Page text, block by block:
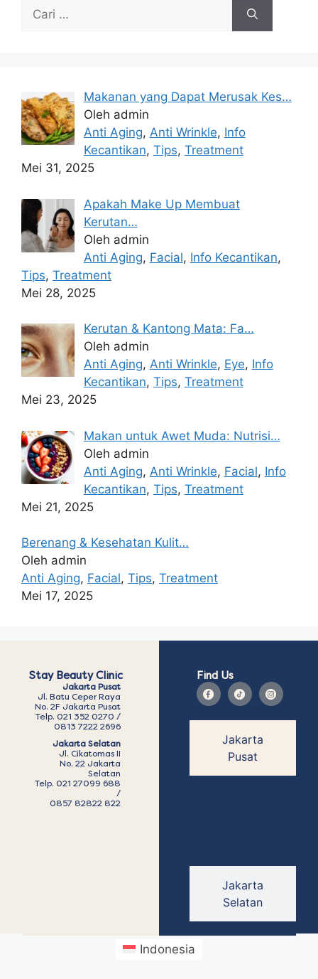
Makanan yang Dapat Merusak Kes…
Oleh admin
Anti Aging, Anti Wrinkle, Info
Kecantikan, Tips, Treatment
Mei 31, 2025
Apakah Make Up Membuat
Kerutan…
Oleh admin
Anti Aging, Facial, Info Kecantikan,
Tips, Treatment
Mei 28, 2025
Kerutan & Kantong Mata: Fa…
Oleh admin
Anti Aging, Anti Wrinkle, Eye, Info
Kecantikan, Tips, Treatment
Mei 23, 2025
Makan untuk Awet Muda: Nutrisi…
Oleh admin
Anti Aging, Anti Wrinkle, Facial, Info
Kecantikan, Tips, Treatment
Mei 21, 2025
Berenang & Kesehatan Kulit…
Oleh admin
Anti Aging, Facial, Tips, Treatment
Mei 17, 2025
Stay Beauty Clinic
Jakarta Pusat
Jl. Batu Ceper Raya
No. 2F Jakarta Pusat
Telp. 021 352 0270 /
0813 7222 2696
Jakarta Selatan
Jl. Cikatomas II
No. 22 Jakarta
Selatan
Telp. 021 27099 688
/
0857 82822 822
Find Us
Jakarta
Pusat
Jakarta
Selatan
Indonesia